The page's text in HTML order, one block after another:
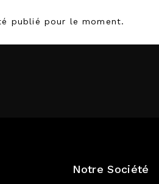
publié pour le moment.
Notre Société